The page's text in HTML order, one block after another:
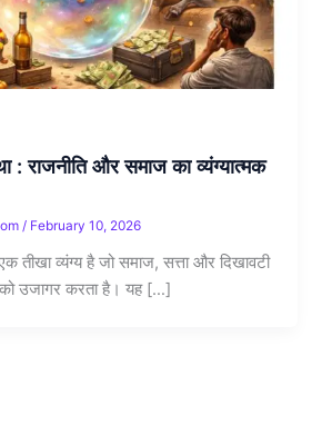
: राजनीति और समाज का व्यंग्यात्मक
/ February 10, 2026
एक तीखा व्यंग्य है जो समाज, सत्ता और दिखावटी
को उजागर करता है। यह […]